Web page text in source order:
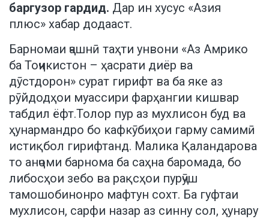
баргузор гардид. Дар ин хусус «Азия
плюс» хабар додааст.
Барномаи ҷашнӣ таҳти унвони «Аз Амрико
ба Тоҷикистон – ҳасрати диёр ва
дӯстдорон» сурат гирифт ва ба яке аз
рӯйдодҳои муассири фарҳангии кишвар
табдил ёфт.Толор пур аз мухлисон буд ва
ҳунармандро бо кафкӯбиҳои гарму самимӣ
истиқбол гирифтанд. Малика Қаландарова
то анҷоми барнома ба саҳна баромада, бо
либосҳои зебо ва рақсҳои пурҷӯш
тамошобинонро мафтун сохт. Ба гуфтаи
мухлисон, сарфи назар аз синну сол, ҳунару